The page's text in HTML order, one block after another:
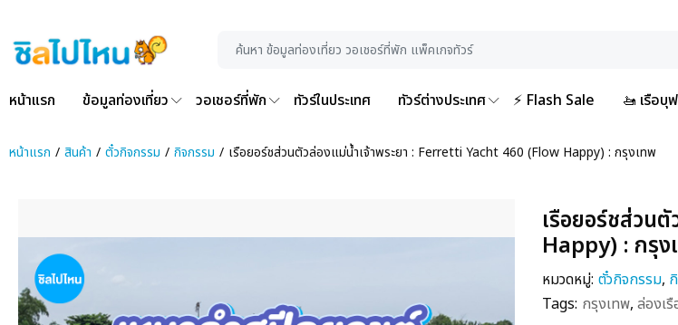
หน้าแรก ข้อมูลท่องเที่ยว วอเชอร์ที่พัก ทัวร์ในประเทศ ทัวร์ต่างประเทศ ⚡ Flash Sale 🚤 เรือบุ
หน้าแรก สินค้า ตั๋วกิจกรรม กิจกรรม เรือยอร์ชส่วนตัวล่องแม่น้ำเจ้าพระยา : Ferretti Yacht 460 (Flow Happy) : กรุงเทพ
เรือยอร์ชส่วน
Happy) : กรุง
หมวดหมู่: ตั๋วกิจกรรม,
Tags: กรุงเทพ, ล่องเรื